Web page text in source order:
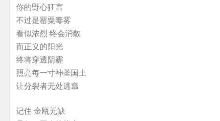
你的野心狂言
不过是罂粟毒雾
看似浓烈 终会消散
而正义的阳光
终将穿透阴霾
照亮每一寸神圣国土
让分裂者无处逃窜
记住 金瓯无缺